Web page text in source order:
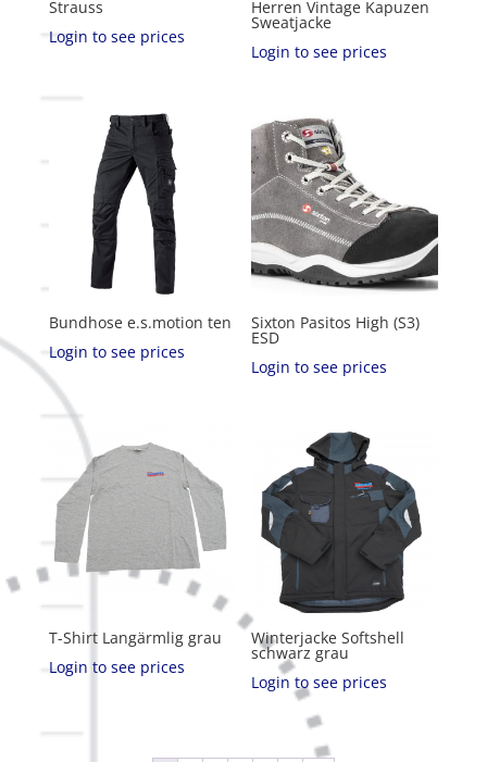
Strauss
Login to see prices
Herren Vintage Kapuzen
Sweatjacke
Login to see prices
Bundhose e.s.motion ten
Login to see prices
Sixton Pasitos High (S3)
ESD
Login to see prices
T-Shirt Langärmlig grau
Login to see prices
Winterjacke Softshell
schwarz grau
Login to see prices